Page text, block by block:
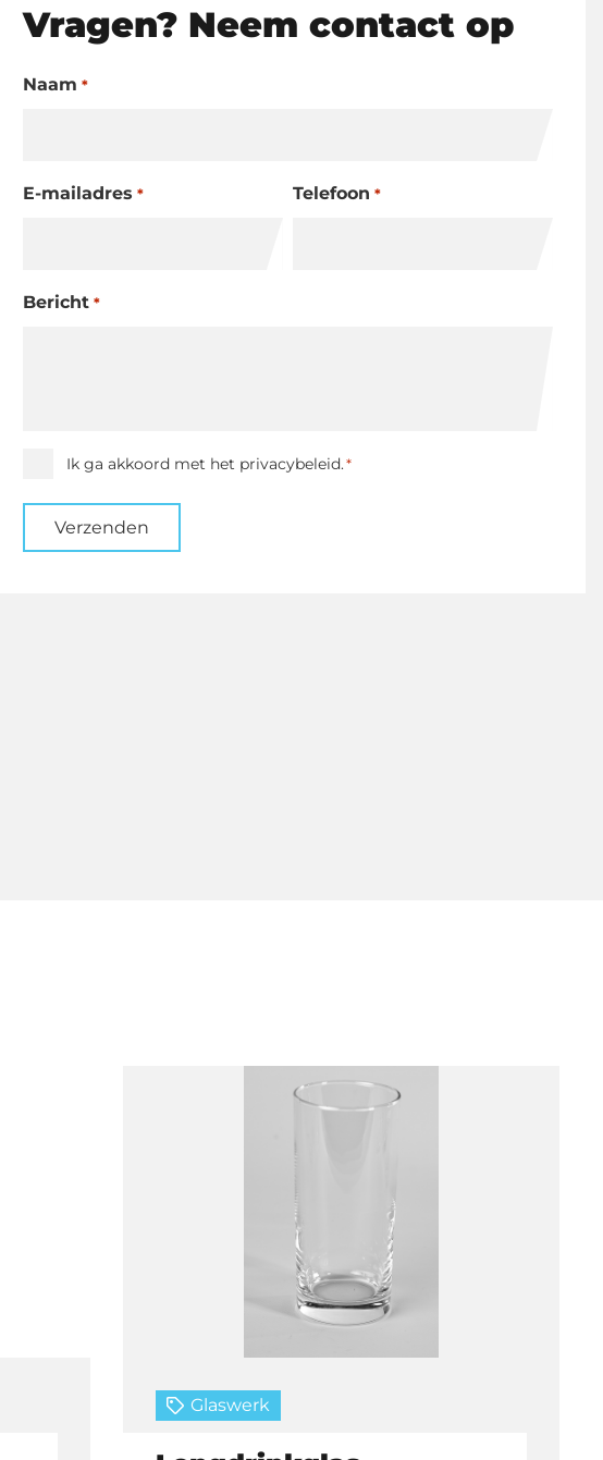
Vragen? Neem contact op
Naam *
E-mailadres * Telefoon *
Bericht *
Instemming
Ik ga akkoord met het privacybeleid.*
Verzenden
Glaswerk